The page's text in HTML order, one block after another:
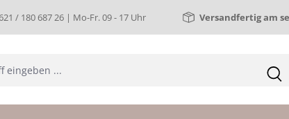
/ 180 687 26 | Mo-Fr. 09 - 17 Uhr Versandfertig am